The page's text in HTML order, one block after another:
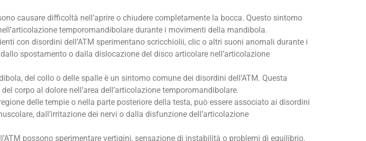
causare difficoltà nell’aprire o chiudere completamente la bocca. Questo sintomo
temporomandibolare durante i movimenti della mandibola.
con disordini dell’ATM sperimentano scricchiolii, clic o altri suoni anomali durante i
spostamento o dalla dislocazione del disco articolare nell’articolazione
del collo o delle spalle è un sintomo comune dei disordini dell’ATM. Questa
corpo al dolore nell’area dell’articolazione temporomandibolare.
delle tempie o nella parte posteriore della testa, può essere associato ai disordini
dall’irritazione dei nervi o dalla disfunzione dell’articolazione
possono sperimentare vertigini, sensazione di instabilità o problemi di equilibrio.